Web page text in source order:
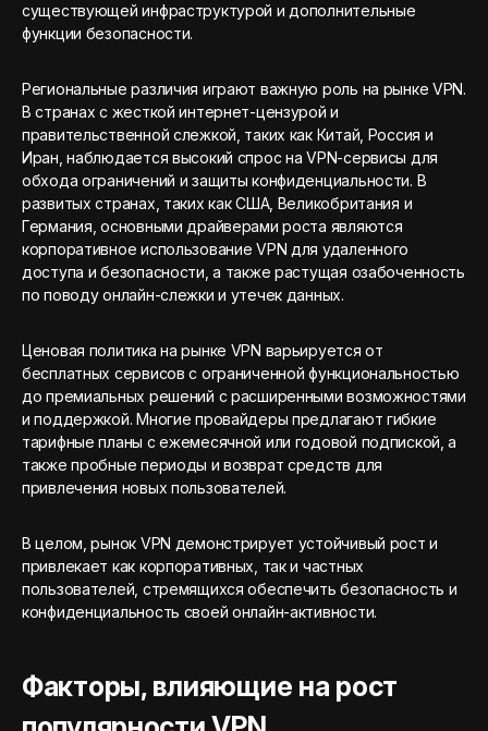
существующей инфраструктурой и дополнительные
функции безопасности.
Региональные различия играют важную роль на рынке VPN.
В странах с жесткой интернет-цензурой и
правительственной слежкой, таких как Китай, Россия и
Иран, наблюдается высокий спрос на VPN-сервисы для
обхода ограничений и защиты конфиденциальности. В
развитых странах, таких как США, Великобритания и
Германия, основными драйверами роста являются
корпоративное использование VPN для удаленного
доступа и безопасности, а также растущая озабоченность
по поводу онлайн-слежки и утечек данных.
Ценовая политика на рынке VPN варьируется от
бесплатных сервисов с ограниченной функциональностью
до премиальных решений с расширенными возможностями
и поддержкой. Многие провайдеры предлагают гибкие
тарифные планы с ежемесячной или годовой подпиской, а
также пробные периоды и возврат средств для
привлечения новых пользователей.
В целом, рынок VPN демонстрирует устойчивый рост и
привлекает как корпоративных, так и частных
пользователей, стремящихся обеспечить безопасность и
конфиденциальность своей онлайн-активности.
Факторы, влияющие на рост